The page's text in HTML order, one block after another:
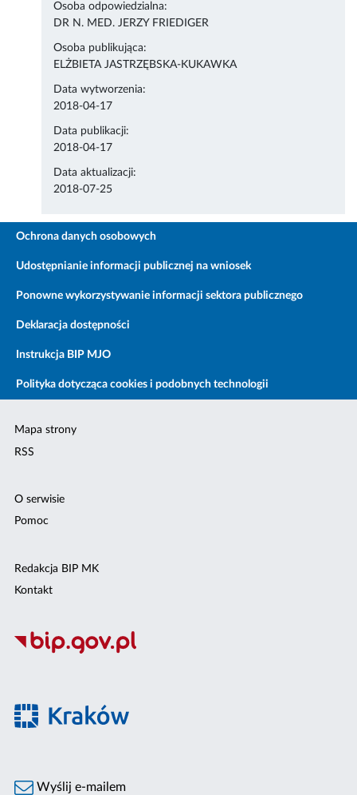
Osoba odpowiedzialna:
DR N. MED. JERZY FRIEDIGER
Osoba publikująca:
ELŻBIETA JASTRZĘBSKA-KUKAWKA
Data wytworzenia:
2018-04-17
Data publikacji:
2018-04-17
Data aktualizacji:
2018-07-25
Ochrona danych osobowych
Udostępnianie informacji publicznej na wniosek
Ponowne wykorzystywanie informacji sektora publicznego
Deklaracja dostępności
Instrukcja BIP MJO
Polityka dotycząca cookies i podobnych technologii
Mapa strony
RSS
O serwisie
Pomoc
Redakcja BIP MK
Kontakt
Wyślij e-mailem